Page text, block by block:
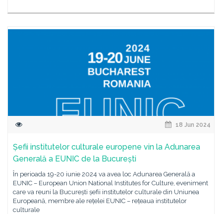
18 Jun 2024
Șefii institutelor culturale europene vin la Adunarea
Generală a EUNIC de la București
În perioada 19-20 iunie 2024 va avea loc Adunarea Generală a
EUNIC – European Union National Institutes for Culture, eveniment
care va reuni la București șefii institutelor culturale din Uniunea
Europeană, membre ale rețelei EUNIC – rețeaua institutelor
culturale